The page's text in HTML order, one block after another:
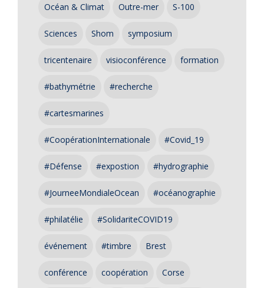
Océan & Climat Outre-mer S-100
Sciences Shom symposium
tricentenaire visioconférence formation
#bathymétrie #recherche
#cartesmarines
#CoopérationInternationale #Covid_19
#Défense #expostion #hydrographie
#JourneeMondialeOcean #océanographie
#philatélie #SolidariteCOVID19
événement #timbre Brest
conférence coopération Corse